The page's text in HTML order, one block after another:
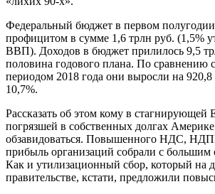
Федеральный бюджет в первом
профицитом в сумме 1,6 трлн руб. (1,5%
ВВП). Доходов в бюджет прилилось 9,5
половина годового плана. По сравнению
периодом 2018 года они выросли на
10,7%.
Рассказать об этом кому в стагнирующей
погрязшей в собственных долгах
обзавидоваться. Повышенного НДС,
прибыль организаций собрали с большим
Как и утилизационный сбор, который на
правительстве, кстати, предложили